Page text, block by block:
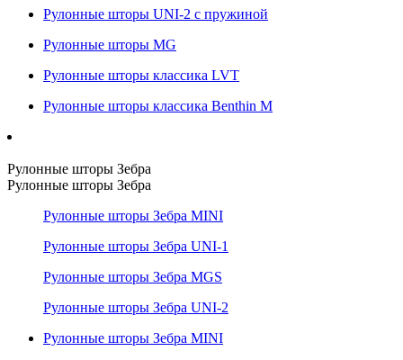
Рулонные шторы UNI-2 с пружиной
Рулонные шторы MG
Рулонные шторы классика LVT
Рулонные шторы классика Benthin M
Рулонные шторы Зебра
Рулонные шторы Зебра
Рулонные шторы Зебра MINI
Рулонные шторы Зебра UNI-1
Рулонные шторы Зебра MGS
Рулонные шторы Зебра UNI-2
Рулонные шторы Зебра MINI